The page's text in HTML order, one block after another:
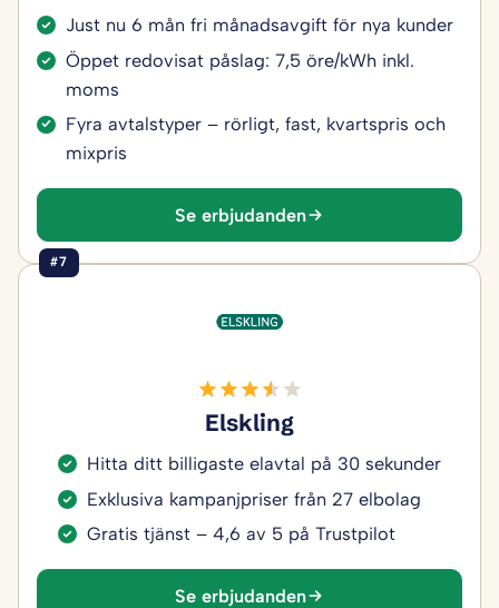
Just nu 6 mån fri månadsavgift för nya kunder
Öppet redovisat påslag: 7,5 öre/kWh inkl.
moms
Fyra avtalstyper – rörligt, fast, kvartspris och
mixpris
Se erbjudanden
#7
Elskling
Hitta ditt billigaste elavtal på 30 sekunder
Exklusiva kampanjpriser från 27 elbolag
Gratis tjänst – 4,6 av 5 på Trustpilot
Se erbjudanden